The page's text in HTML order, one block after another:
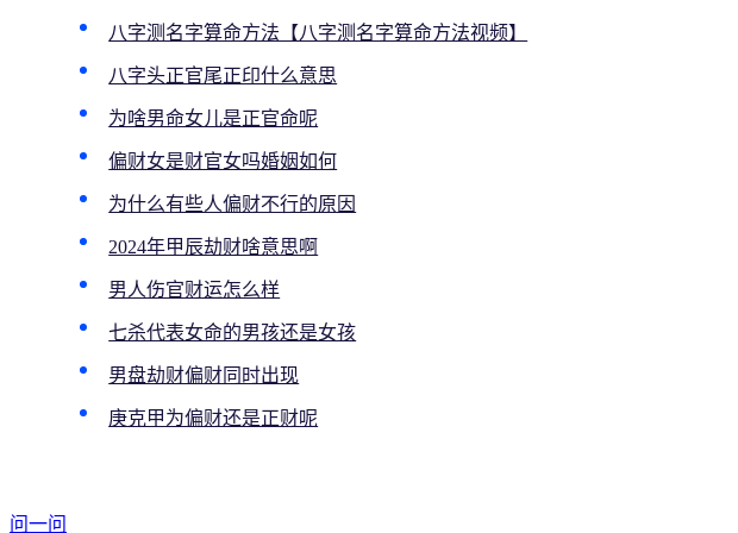
八字测名字算命方法【八字测名字算命方法视频】
八字头正官尾正印什么意思
为啥男命女儿是正官命呢
偏财女是财官女吗婚姻如何
为什么有些人偏财不行的原因
2024年甲辰劫财啥意思啊
男人伤官财运怎么样
七杀代表女命的男孩还是女孩
男盘劫财偏财同时出现
庚克甲为偏财还是正财呢
问一问